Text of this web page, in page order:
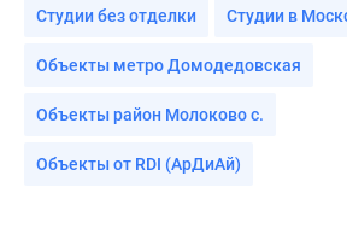
Студии без отделки Студии в
Объекты метро Домодедовская
Объекты район Молоково с.
Объекты от RDI (АрДиАй)